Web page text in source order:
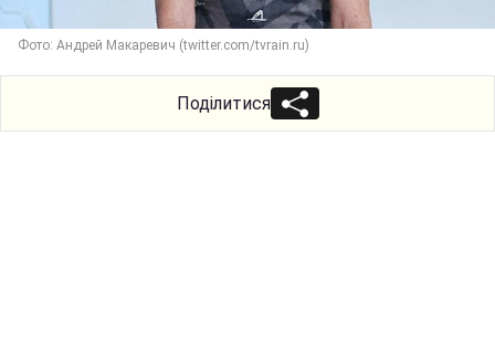
Фото: Андрей Макаревич (twitter.com/tvrain.ru)
Поділитися